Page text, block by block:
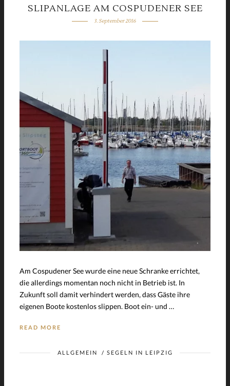
SLIPANLAGE AM COSPUDENER SEE
3. September 2016
Am Cospudener See wurde eine neue Schranke errichtet,
die allerdings momentan noch nicht in Betrieb ist. In
Zukunft soll damit verhindert werden, dass Gäste ihre
eigenen Boote kostenlos slippen. Boot ein- und …
READ MORE
ALLGEMEIN / SEGELN IN LEIPZIG